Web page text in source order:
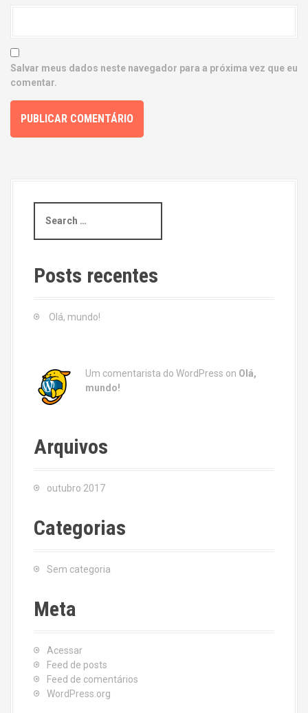
Salvar meus dados neste navegador para a próxima vez que eu
comentar.
a
c
h
Posts recentes
Olá, mundo!
Um comentarista do WordPress on Olá,
mundo!
Arquivos
outubro 2017
Categorias
Sem categoria
Meta
Acessar
Feed de posts
Feed de comentários
WordPress.org